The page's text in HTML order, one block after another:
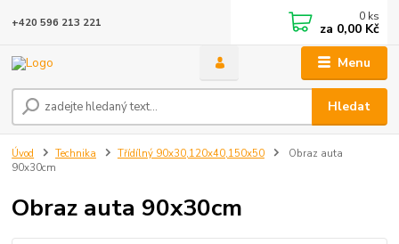
Menu
Hledat
+420 596 213 221 0 ks
za 0,00 Kč
Úvod Technika Třídílný 90x30,120x40,150x50
Obraz auta
90x30cm
Obraz auta 90x30cm